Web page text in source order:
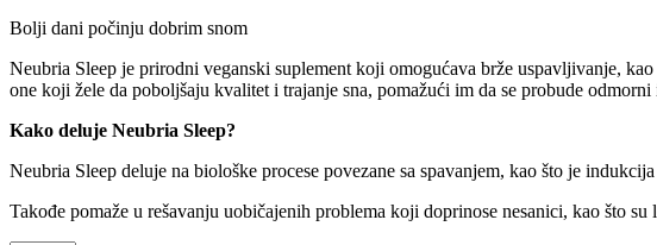
Bolji dani počinju dobrim snom
Neubria Sleep je prirodni veganski suplement koji omogućava brže uspavljivanje,
one koji žele da poboljšaju kvalitet i trajanje sna, pomažući im da se probude
Kako deluje Neubria Sleep?
Neubria Sleep deluje na biološke procese povezane sa spavanjem, kao što je
Takođe pomaže u rešavanju uobičajenih problema koji doprinose nesanici, kao što su